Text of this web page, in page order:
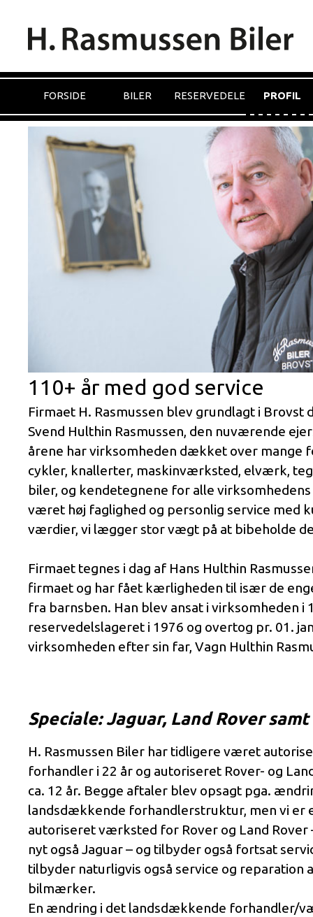
FORSIDE BILER RESERVEDELE PROFIL
110+ år med god service
Firmaet H. Rasmussen blev grundlagt i Brovst
Svend Hulthin Rasmussen, den nuværende
årene har virksomheden dækket over mange
cykler, knallerter, maskinværksted, elværk,
biler, og kendetegnene for alle
været høj faglighed og personlig service med
værdier, vi lægger stor vægt på at bibeholde
Firmaet tegnes i dag af Hans Hulthin
firmaet og har fået kærligheden til især de
fra barnsben. Han blev ansat i virksomheden i
reservedelslageret i 1976 og overtog pr. 01.
virksomheden efter sin far, Vagn Hulthin
Speciale: Jaguar, Land Rover
H. Rasmussen Biler har tidligere været
forhandler i 22 år og autoriseret Rover- og
ca. 12 år. Begge aftaler blev opsagt pga.
landsdækkende forhandlerstruktur, men vi er
autoriseret værksted for Rover og Land Rover
nyt også Jaguar – og tilbyder også fortsat
tilbyder naturligvis også service og reparation
bilmærker.
En ændring i det landsdækkende forhandler/